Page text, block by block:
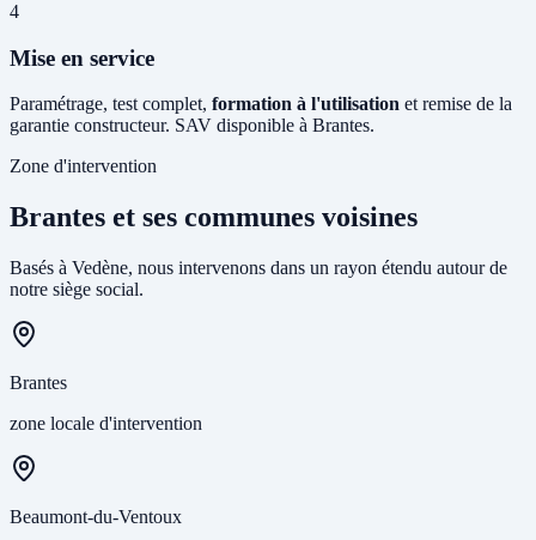
4
Mise en service
Paramétrage, test complet, formation à l'utilisation et remise de la
garantie constructeur. SAV disponible à Brantes.
Zone d'intervention
Brantes et ses communes voisines
Basés à Vedène, nous intervenons dans un rayon étendu autour de
notre siège social.
Brantes
zone locale d'intervention
Beaumont-du-Ventoux